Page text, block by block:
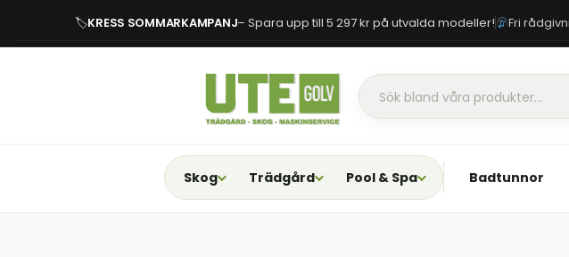
🏷KRESS SOMMARKAMPANJ– Spara upp till 5 297 kr på utvalda modeller! Fri
Skog Trädgård Pool & Spa Badtunnor